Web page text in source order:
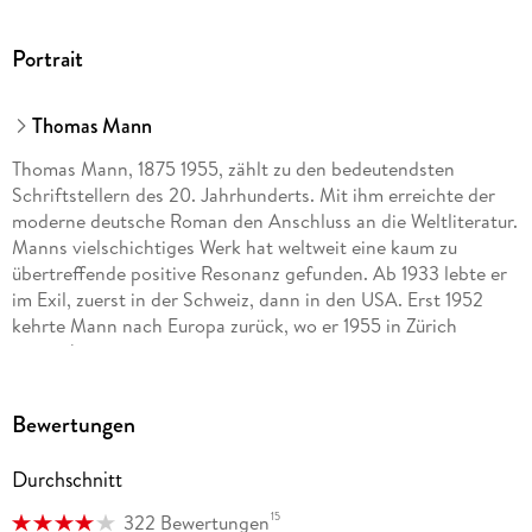
Portrait
Thomas Mann
Thomas Mann, 1875 1955, zählt zu den bedeutendsten
Schriftstellern des 20. Jahrhunderts. Mit ihm erreichte der
moderne deutsche Roman den Anschluss an die Weltliteratur.
Manns vielschichtiges Werk hat weltweit eine kaum zu
übertreffende positive Resonanz gefunden. Ab 1933 lebte er
im Exil, zuerst in der Schweiz, dann in den USA. Erst 1952
kehrte Mann nach Europa zurück, wo er 1955 in Zürich
verstarb.
Thomas Sprecher war von 1994 bis 2012 Leiter des Thomas-
Monographien, Aufsätze und Sammelbände zu Thomas Mann
Bewertungen
Durchschnitt
322 Bewertungen15